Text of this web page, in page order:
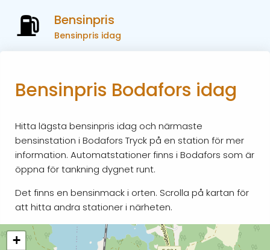
Bensinpris
Bensinpris idag
Bensinpris Bodafors idag
Hitta lägsta bensinpris idag och närmaste
bensinstation i Bodafors Tryck på en station för mer
information. Automatstationer finns i Bodafors som är
öppna för tankning dygnet runt.
Det finns en bensinmack i orten. Scrolla på kartan för
att hitta andra stationer i närheten.
+